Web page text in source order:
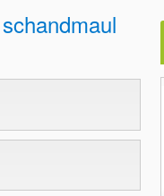
schandmaul